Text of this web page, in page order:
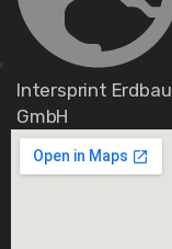
Intersprint Erdbau
GmbH